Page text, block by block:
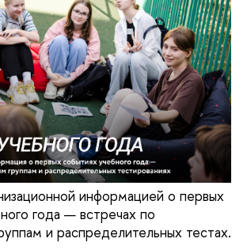
информацией о первых
года — встречах по
и распределительных тестах.